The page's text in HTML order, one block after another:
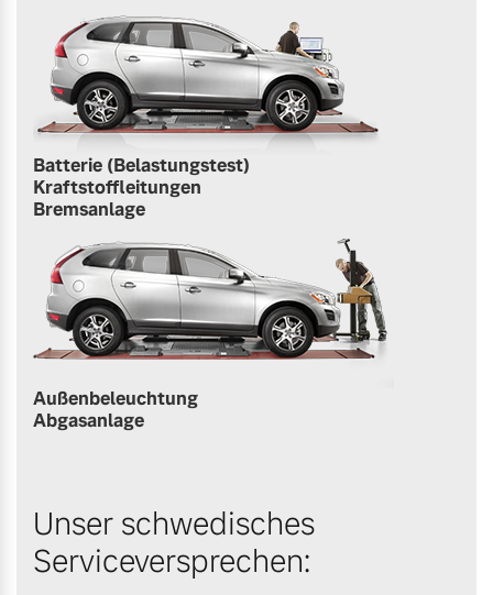
Batterie (Belastungstest)
Kraftstoffleitungen
Bremsanlage
Außenbeleuchtung
Abgasanlage
Unser schwedisches
Serviceversprechen: